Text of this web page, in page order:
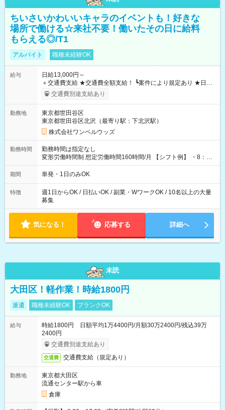
ちいさいかわいいキャラのイベントも！好きな
場所で働ける☆来社不要！働いたその日に給料
もらえる◎/T1
アルバイト 職種未経験OK
給与
日給13,000円～
＋交通費支給 ★交通費全額支給！ ┗案件により規定あり ★日払
いOK！（規定あり） ┗働いたその日に現金GET♪ お仕事後はコ
ンビニATMから 日払い分を引き落とせます！ 【試用期間】試
交通費別途支給あり
勤務地
東京都世田谷区
東京都世田谷区北沢（最寄り駅：下北沢駅）
株式会社ワンベルウッズ
勤務時間
勤務時間は指定なし
変形労働時間制 想定労働時間160時間/月 【シフト例】 ・8：00
～21：00
期間 単発・1日のみOK
特徴
週1日からOK / 日払いOK / 副業・WワークOK / 10名以上の大量
募集
気になる！ 応募する 詳細へ
未読
大田区！軽作業！時給1800円
派遣 職種未経験OK ブランクOK
給与
時給1800円 日額平均1万4400円/月額30万2400円/残込39万
2400円
交通費別途支給あり
交通費 交通費支給（規定あり）
勤務地
東京都大田区
流通センター駅から車
倉庫